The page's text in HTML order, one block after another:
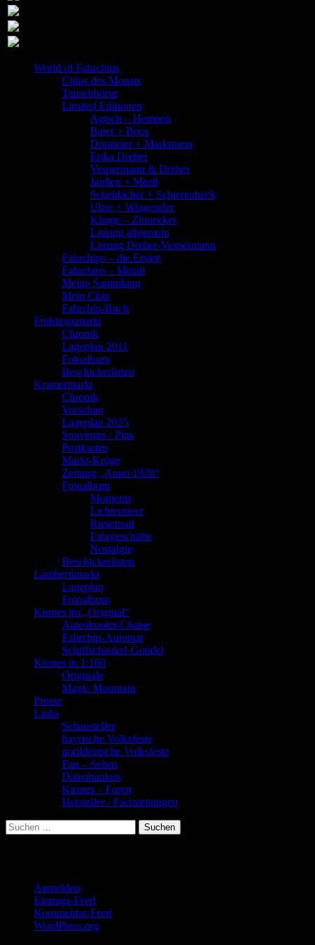
World of Fahrchips
Chips des Monats
Tauschbörse
Limited Editionen
Agtsch – Hempen
Baier + Boos
Dormeier + Markmann
Erika Dreher
Vespermann & Dreher
Janßen + Meeß
Scheidacher + Schierenbeck
Uhse + Wingender
Klinge – Zinnecker
Listung allgemein
Listung Dreher-Vespermann
Fahrchips – die Ersten
Fahrchips – Metall
Meine Sammlung
Mein Chip
Fahrchip-Buch
Frühlingsmarkt
Chronik
Lageplan 2011
Fotoalbum
Beschickerlisten
Kramermarkt
Chronik
Vorschau
Lageplan 2025
Souvenirs / Pins
Postkarten
Markt-Krüge
Zeitung „Anno 1928“
Fotoalbum
Moments
Lichtermeer
Riesenrad
Fahrgeschäfte
Nostalgie
Beschickerlisten
Lambertimarkt
Lageplan
Fotoalbum
Kirmes im „Original“
Autoskooter-Chaise
Fahrchip-Automat
Schiffschaukel-Gondel
Kirmes in 1:160
Originale
Magic Mountain
Presse
Links
Schausteller
bayrische Volksfeste
norddeutsche Volksfeste
Fan – Seiten
Datenbanken
Kirmes – Foren
Hersteller / Fachzeitungen
Suchen
nach:
Anmelden
Eintrags-Feed
Kommentar-Feed
WordPress.org